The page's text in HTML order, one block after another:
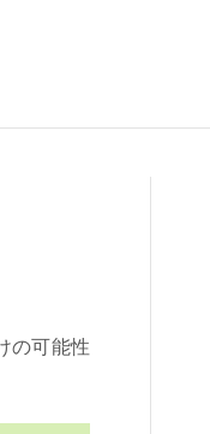
の可能性